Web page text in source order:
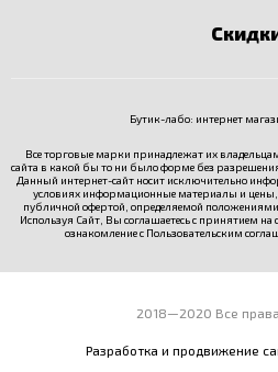
Бутик-лабо: интернет
Все торговые марки принадлежат их
сайта в какой бы то ни было форме без
Данный интернет-сайт носит исключительно
условиях информационные материалы и цены,
публичной офертой, определяемой
Используя Сайт, Вы соглашаетесь с принятием на
ознакомление с Пользовательским
2018—2020 Все
Разработка и продвижение